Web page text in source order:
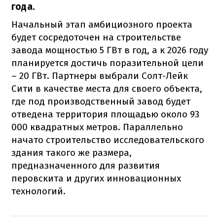
года.
Начальный этап амбициозного проекта
будет сосредоточен на строительстве
завода мощностью 5 ГВт в год, а к 2026 году
планируется достичь поразительной цели
– 20 ГВт. Партнеры выбрали Солт-Лейк
Сити в качестве места для своего объекта,
где под производственный завод будет
отведена территория площадью около 93
000 квадратных метров. Параллельно
начато строительство исследовательского
здания такого же размера,
предназначенного для развития
перовскита и других инновационных
технологий.